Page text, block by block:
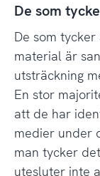
De som
De som
material är
utsträckning
En stor
att de har
medier under
man tycker
utesluter inte